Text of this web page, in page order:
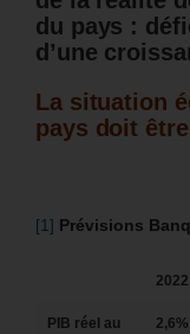
du pays :
d’une
La situation
pays doit
[1] Prévisions
2022
PIB réel au
2,6%